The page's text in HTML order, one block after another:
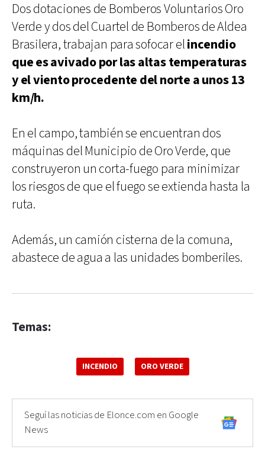
Dos dotaciones de Bomberos Voluntarios Oro
Verde y dos del Cuartel de Bomberos de Aldea
Brasilera, trabajan para sofocar elincendio
que es avivado por las altas temperaturas
y el viento procedente del norte a unos 13
km/h.
En el campo, también se encuentran dos
máquinas del Municipio de Oro Verde, que
construyeron un corta-fuego para minimizar
los riesgos de que el fuego se extienda hasta la
ruta.
Además, un camión cisterna de la comuna,
abastece de agua a las unidades bomberiles.
Temas:
INCENDIO ORO VERDE
Seguí las noticias de Elonce.com en Google
News